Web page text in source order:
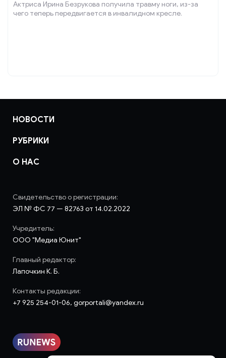
Актриса Ирина Безрукова получила травму ноги, из-за
чего теперь передвигается в инвалидном кресле.
НОВОСТИ
РУБРИКИ
О НАС
Свидетельство о регистрации:
ЭЛ № ФС 77 — 82763 от 14.02.2022
Учредитель:
ООО "Медиа Юнит"
Главный редактор:
Лапочкин К. Б.
Контакты редакции:
+7 925 254-01-06, gorportali@yandex.ru